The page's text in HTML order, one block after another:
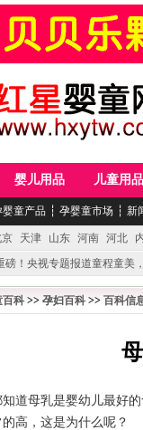
婴儿用品 儿童用品
婴童产品 ┆ 孕婴童市场 ┆ 新
天津 山东 河南 河北
磅！央视专题报道童程童美
售产品,而要向增强服务转型
百科>> 孕妇百科>> 百科信
道母乳是婴幼儿最好
高，这是为什么呢？